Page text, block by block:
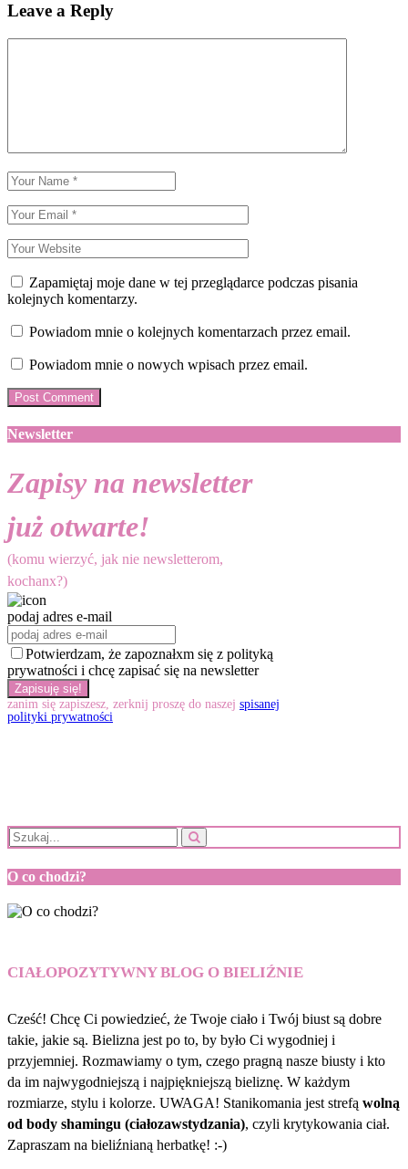
Leave a Reply
Zapamiętaj moje dane w tej przeglądarce podczas pisania
kolejnych komentarzy.
Powiadom mnie o kolejnych komentarzach przez email.
Powiadom mnie o nowych wpisach przez email.
Newsletter
Zapisy na newsletter
już otwarte!
(komu wierzyć, jak nie newsletterom,
kochanx?)
podaj adres e-mail
Potwierdzam, że zapoznałxm się z polityką
prywatności i chcę zapisać się na newsletter
zanim się zapiszesz, zerknij proszę do naszej spisanej
polityki prywatności
O co chodzi?
CIAŁOPOZYTYWNY BLOG O BIELIŹNIE
Cześć! Chcę Ci powiedzieć, że Twoje ciało i Twój biust są dobre
takie, jakie są. Bielizna jest po to, by było Ci wygodniej i
przyjemniej. Rozmawiamy o tym, czego pragną nasze biusty i kto
da im najwygodniejszą i najpiękniejszą bieliznę. W każdym
rozmiarze, stylu i kolorze. UWAGA! Stanikomania jest strefą wolną
od body shamingu (ciałozawstydzania), czyli krytykowania ciał.
Zapraszam na bieliźnianą herbatkę! :-)